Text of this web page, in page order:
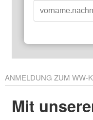
ANMELDUNG ZUM WW-
Mit